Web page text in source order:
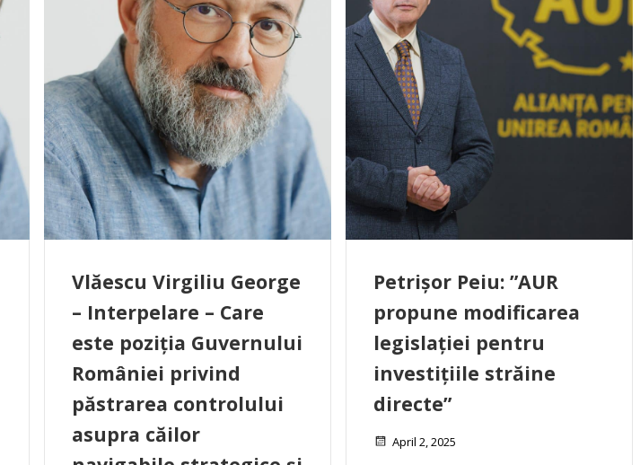
Vlăescu Virgiliu George
– Interpelare – Care
este poziția Guvernului
României privind
păstrarea controlului
asupra căilor
Petrișor Peiu: ”AUR
propune modificarea
legislației pentru
investițiile străine
directe”
April 2, 2025